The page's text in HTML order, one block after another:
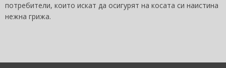
потребители, които искат да осигурят на косата си наистина
нежна грижа.